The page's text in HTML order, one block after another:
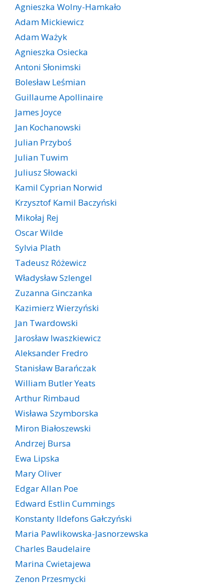
Agnieszka Wolny-Hamkało
Adam Mickiewicz
Adam Ważyk
Agnieszka Osiecka
Antoni Słonimski
Bolesław Leśmian
Guillaume Apollinaire
James Joyce
Jan Kochanowski
Julian Przyboś
Julian Tuwim
Juliusz Słowacki
Kamil Cyprian Norwid
Krzysztof Kamil Baczyński
Mikołaj Rej
Oscar Wilde
Sylvia Plath
Tadeusz Różewicz
Władysław Szlengel
Zuzanna Ginczanka
Kazimierz Wierzyński
Jan Twardowski
Jarosław Iwaszkiewicz
Aleksander Fredro
Stanisław Barańczak
William Butler Yeats
Arthur Rimbaud
Wisława Szymborska
Miron Białoszewski
Andrzej Bursa
Ewa Lipska
Mary Oliver
Edgar Allan Poe
Edward Estlin Cummings
Konstanty Ildefons Gałczyński
Maria Pawlikowska-Jasnorzewska
Charles Baudelaire
Marina Cwietajewa
Zenon Przesmycki